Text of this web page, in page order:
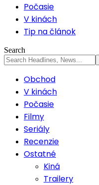
Počasie
V kinách
Tip na článok
Search
Obchod
V kinách
Počasie
Filmy
Seriály
Recenzie
Ostatné
Kiná
Trailery